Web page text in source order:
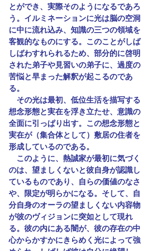
とができ、実際そのようになるであろ
う。イルミネーションに光は脳の空洞
に中に流れ込み、知識の三つの領域を
客観的なものにする。このことがしば
しばわすれられるため、部分的に啓明
された弟子や見習いの弟子に、過度の
苦悩と早まった解釈が起こるのであ
る。
その光は最初、低位生活を描写する
想念形態と実在を浮き立たせ、意識の
全面に引っぱり出す。この想念形態と
実在が（集合体として）敷居の住者を
形成しているのである。
このように、熱誠家が最初に気づく
のは、望ましくないと彼自身が認識し
ているものであり、自らの価値のなさ
や、限定が明らかになる。そして、自
分自身のオーラの望ましくない内容物
が彼のヴィジョンに突如として現れ
る。彼の内にある闇が、彼の存在の中
心からかすかにきらめく光によって強